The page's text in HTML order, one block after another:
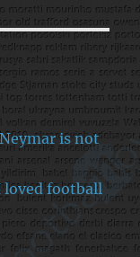
is not
loved football